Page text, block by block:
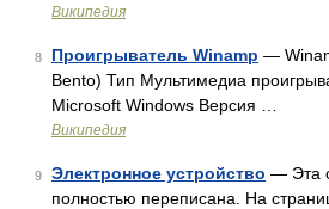
Википедия
8 Проигрыватель Winamp —
Bento) Тип Мультимедиа
Microsoft Windows Версия …
Википедия
9 Электронное устройство — Эта
полностью переписана. На